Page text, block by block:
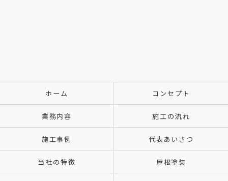
ホーム コンセプト
業務内容 施工の流れ
施工事例 代表あいさつ
当社の特徴 屋根塗装